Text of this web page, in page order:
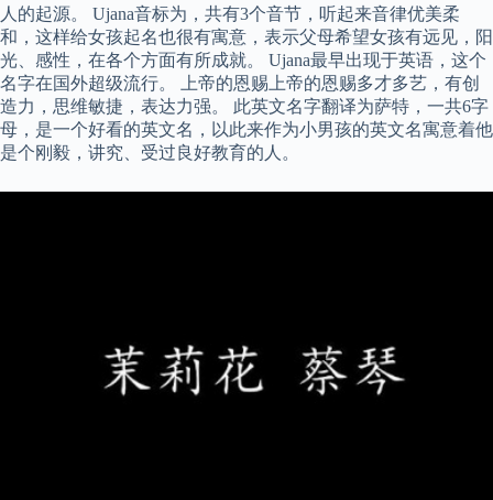
人的起源。 Ujana音标为，共有3个音节，听起来音律优美柔
和，这样给女孩起名也很有寓意，表示父母希望女孩有远见，阳
光、感性，在各个方面有所成就。 Ujana最早出现于英语，这个
名字在国外超级流行。 上帝的恩赐上帝的恩赐多才多艺，有创
造力，思维敏捷，表达力强。 此英文名字翻译为萨特，一共6字
母，是一个好看的英文名，以此来作为小男孩的英文名寓意着他
是个刚毅，讲究、受过良好教育的人。